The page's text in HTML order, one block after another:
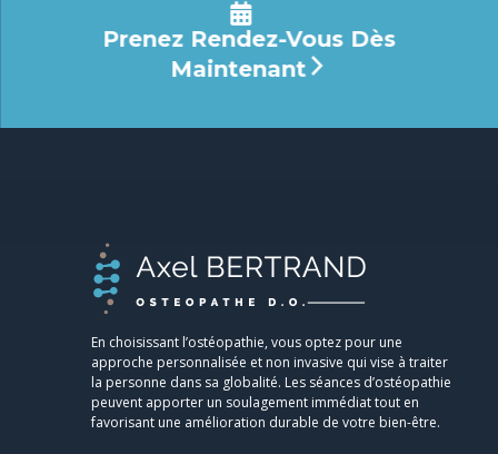
Prenez Rendez-Vous Dès
Maintenant
En choisissant l’ostéopathie, vous optez pour une
approche personnalisée et non invasive qui vise à traiter
la personne dans sa globalité. Les séances d’ostéopathie
peuvent apporter un soulagement immédiat tout en
favorisant une amélioration durable de votre bien-être.